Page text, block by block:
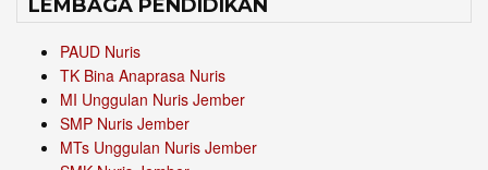
LEMBAGA PENDIDIKAN
PAUD Nuris
TK Bina Anaprasa Nuris
MI Unggulan Nuris Jember
SMP Nuris Jember
MTs Unggulan Nuris Jember